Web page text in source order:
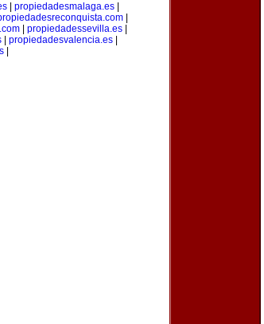
propiedadesmalaga.es
| propiedadessevilla.es|
| propiedadesvalencia.es|